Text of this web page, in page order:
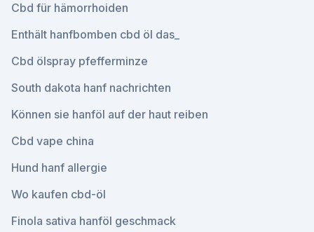
Cbd für hämorrhoiden
Enthält hanfbomben cbd öl das_
Cbd ölspray pfefferminze
South dakota hanf nachrichten
Können sie hanföl auf der haut reiben
Cbd vape china
Hund hanf allergie
Wo kaufen cbd-öl
Finola sativa hanföl geschmack